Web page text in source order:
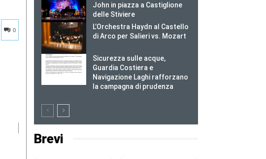
0
John in piazza a Castiglione
delle Stiviere
L’Orchestra Haydn al Castello
di Arco per Salieri vs. Mozart
Sicurezza sulle acque,
Guardia Costiera e
Navigazione Laghi rafforzano
la campagna di prudenza
Brevi